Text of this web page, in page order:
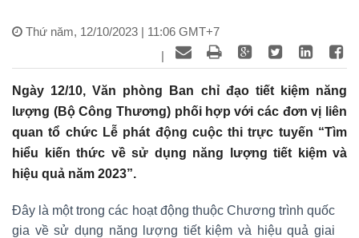
Thứ năm, 12/10/2023 | 11:06 GMT+7
|
Ngày 12/10, Văn phòng Ban chỉ đạo tiết kiệm năng
lượng (Bộ Công Thương) phối hợp với các đơn vị liên
quan tổ chức Lễ phát động cuộc thi trực tuyến “Tìm
hiểu kiến thức về sử dụng năng lượng tiết kiệm và
hiệu quả năm 2023”.
Đây là một trong các hoạt động thuộc Chương trình quốc
gia về sử dụng năng lượng tiết kiệm và hiệu quả giai